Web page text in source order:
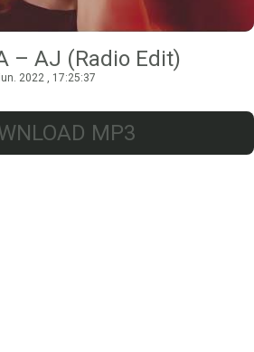
– AJ (Radio Edit)
2022 , 17:25:37
MP3